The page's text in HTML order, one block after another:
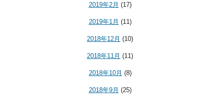
2019年2月 (17)
2019年1月 (11)
2018年12月 (10)
2018年11月 (11)
2018年10月 (8)
2018年9月 (25)